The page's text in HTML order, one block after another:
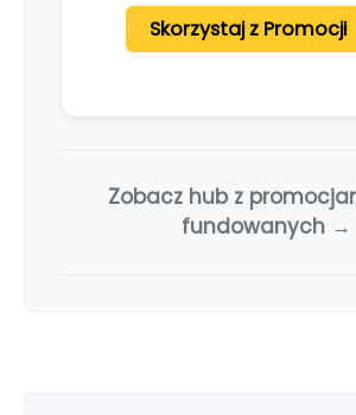
Skorzystaj z Promocji
Zobacz hub z
fundowanych →